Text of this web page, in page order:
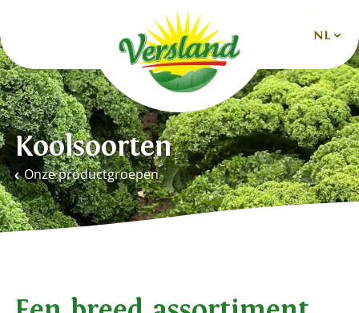
NL
Nederlands
Deutsch
English
Español
Koolsoorten
Onze productgroepen